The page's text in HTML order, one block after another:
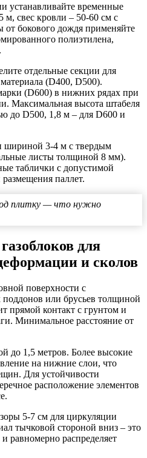
устанавливайте временные
м, свес кровли – 50-60 см с
бокового дождя применяйте
полиэтилена,
отдельные секции для
(D400, D500).
(D600) в нижних рядах при
Максимальная высота штабеля
до D500, 1,8 м – для D600 и
шириной 3-4 м с твердым
листы толщиной 8 мм).
таблички с допустимой
паллет.
плитку — что нужно
для
и сколов
поверхности с
или брусьев толщиной
прямой контакт с грунтом и
Минимальное расстояние от
до 1,5 метров. Более высокие
на нижние слои, что
Для устойчивости
расположение элементов
5-7 см для циркуляции
тычковой стороной вниз – это
равномерно распределяет